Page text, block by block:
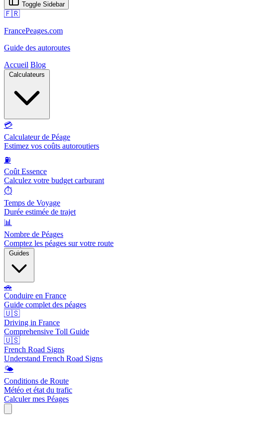
Toggle Sidebar
🇫🇷
FrancePeages.com
Guide des autoroutes
Accueil Blog
Calculateurs
💳
Calculateur de Péage
Estimez vos coûts autoroutiers
⛽
Coût Essence
Calculez votre budget carburant
⏱️
Temps de Voyage
Durée estimée de trajet
📊
Nombre de Péages
Comptez les péages sur votre route
Guides
🚗
Conduire en France
Guide complet des péages
🇺🇸
Driving in France
Comprehensive Toll Guide
🇺🇸
French Road Signs
Understand French Road Signs
🌤️
Conditions de Route
Météo et état du trafic
Calculer mes Péages